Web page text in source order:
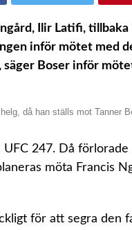
Ilir Latifi,
inför mötet med
säger Boser inför
då han ställs mot Tanner
UFC 247. Då
möta Francis
för att segra den